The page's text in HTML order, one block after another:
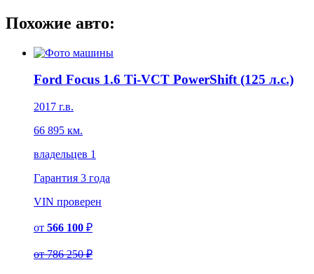
Похожие авто:
Ford Focus 1.6 Ti-VCT PowerShift (125 л.с.)
2017 г.в.
66 895 км.
владельцев 1
Гарантия 3 года
VIN проверен
от 566 100 ₽
от786 250 ₽